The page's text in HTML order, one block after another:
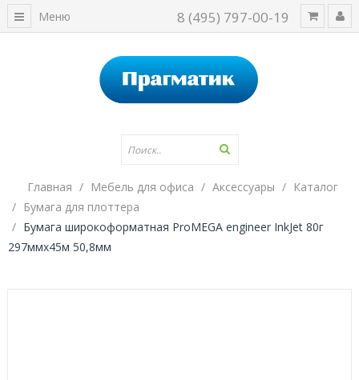
8 (495) 797-00-19
Меню
Главная Мебель для офиса Аксессуары
Каталог
Бумага для плоттера
Бумага широкоформатная ProMEGA engineer InkJet 80г
297ммх45м 50,8мм